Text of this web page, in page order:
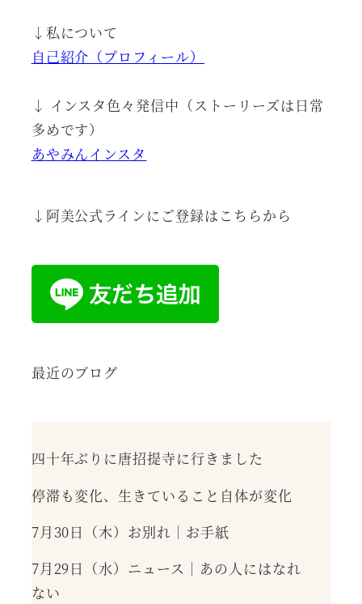
↓私について
自己紹介（プロフィール）
↓ インスタ色々発信中（ストーリーズは日常
多めです）
あやみんインスタ
↓阿美公式ラインにご登録はこちらから
最近のブログ
四十年ぶりに唐招提寺に行きました
停滞も変化、生きていること自体が変化
7月30日（木）お別れ｜お手紙
7月29日（水）ニュース｜あの人にはなれ
ない